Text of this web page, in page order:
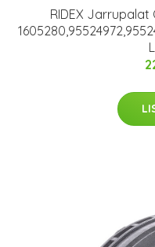
RIDEX Jarrupalat